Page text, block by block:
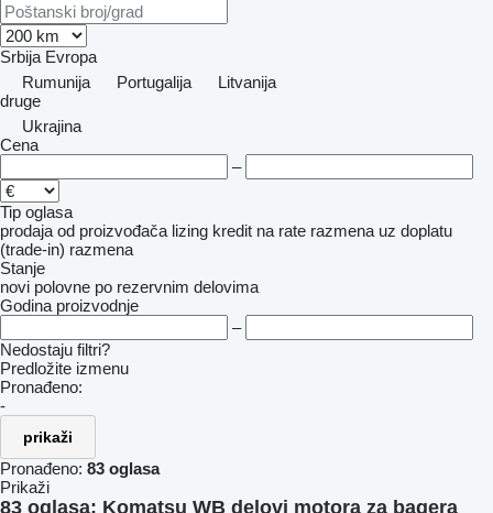
Srbija Evropa
Rumunija
Portugalija
Litvanija
druge
Ukrajina
Cena
–
Tip oglasa
prodaja od proizvođača lizing kredit na rate razmena uz doplatu
(trade-in) razmena
Stanje
novi polovne po rezervnim delovima
Godina proizvodnje
–
Nedostaju filtri?
Predložite izmenu
Pronađeno:
-
prikaži
Pronađeno: 83 oglasa
Prikaži
83 oglasa: Komatsu WB delovi motora za bagerа